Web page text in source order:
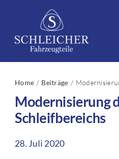
springen
Unternehmen
Produkte
Home Beiträge
Modernisierung
Schleifbereichs
28. Juli 2020